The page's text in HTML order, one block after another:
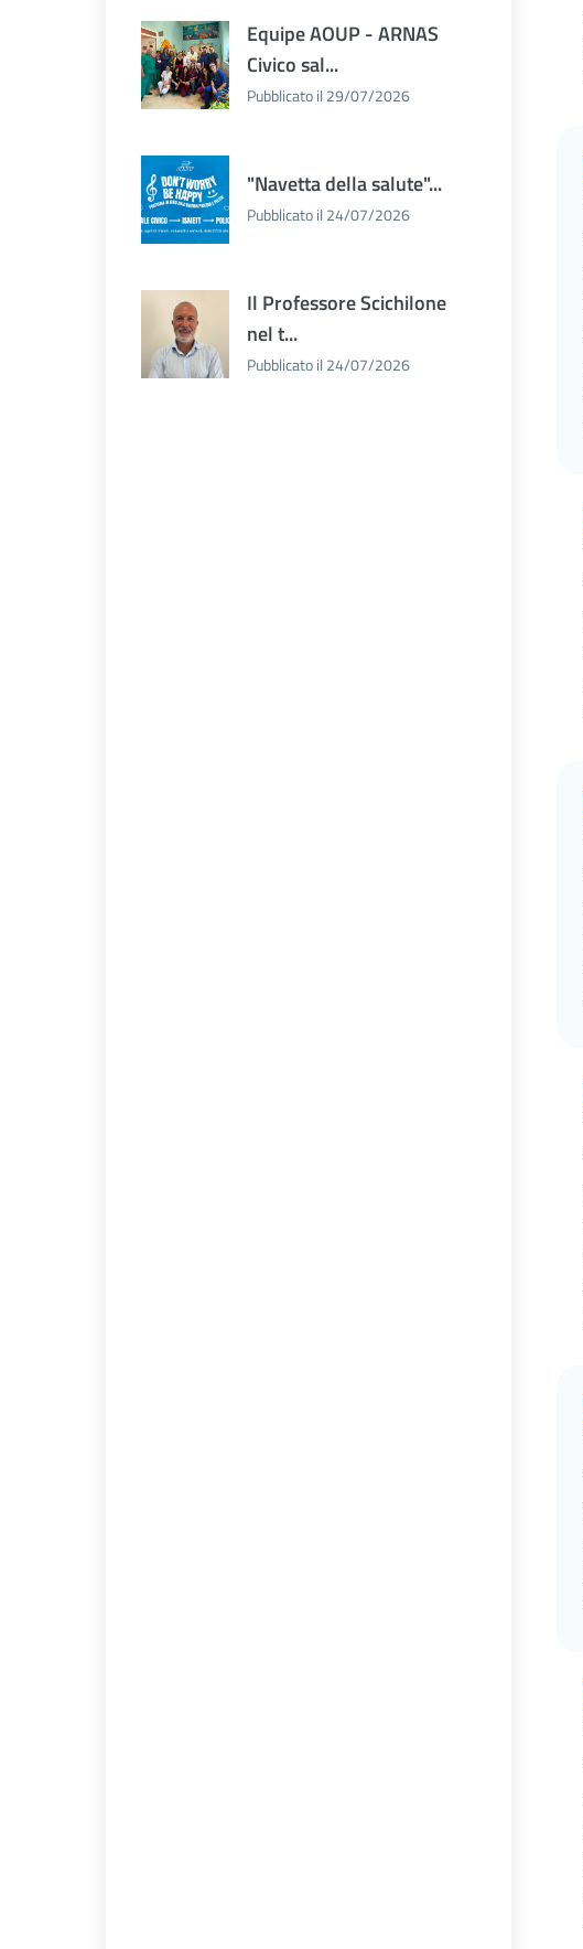
Equipe AOUP - ARNAS
Civico sal...
Pubblicato il 29/07/2026
"Navetta della salute"...
Pubblicato il 24/07/2026
Il Professore Scichilone
nel t...
Pubblicato il 24/07/2026